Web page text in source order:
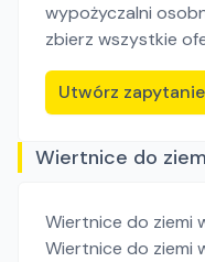
wypożyczalni
zbierz wszystkie
Utwórz
Wiertnice do
Wiertnice do ziemi
Wiertnice do ziemi